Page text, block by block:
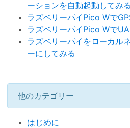
ーションを自動起動してみる
ラズベリーパイPico Wで
ラズベリーパイPico Wで
ラズベリーパイをローカル
ーにしてみる
他のカテゴリー
はじめに